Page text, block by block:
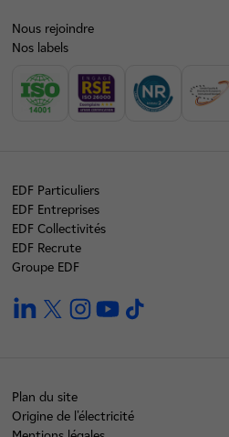
Nous rejoindre
Nos labels
EDF Particuliers
EDF Entreprises
EDF Collectivités
EDF Recrute
Groupe EDF
linkedintwitterinstagramyoutube
Plan du site
Origine de l'électricité